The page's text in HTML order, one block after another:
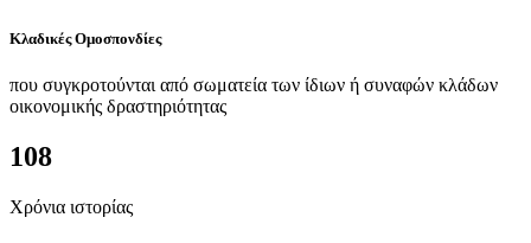
Κλαδικές Ομοσπονδίες
που συγκροτούνται από σωματεία των ίδιων ή συναφών κλάδων
οικονομικής δραστηριότητας
108
Χρόνια ιστορίας